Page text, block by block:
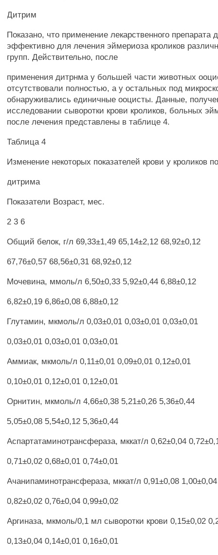
Дитрим
Показано, что применение лекарственного препарата
эффективно для лечения эймериоза кроликов
групп. Действительно, после
применения дитрнма у большей части животных
отсутствовали полностью, а у остальных под
обнаруживались единичные ооцисты. Данные,
исследовании сыворотки крови кроликов, больных
после лечения представлены в таблице 4.
Таблица 4
Изменение некоторых показателей крови у кроликов
дитрима
Показатели Возраст, мес.
2 3 6
Общий белок, г/л 69,33±1,49 65,14±2,12 68,92±0,12
67,76±0,57 68,56±0,31 68,92±0,12
Мочевина, ммоль/л 6,50±0,33 5,92±0,44 6,88±0,12
6,82±0,19 6,86±0,08 6,88±0,12
Глутамин, мкмоль/л 0,03±0,01 0,03±0,01 0,03±0,01
0,03±0,01 0,03±0,01 0,03±0,01
Аммиак, мкмоль/л 0,11±0,01 0,09±0,01 0,12±0,01
0,10±0,01 0,12±0,01 0,12±0,01
Орнитин, мкмоль/л 4,66±0,38 5,21±0,26 5,36±0,44
5,05±0,08 5,54±0,12 5,36±0,44
Аспартатаминотрансфераза, мккат/л 0,62±0,04
0,71±0,02 0,68±0,01 0,74±0,01
Ачанипаминотрансфераза, мккат/л 0,91±0,08
0,82±0,02 0,76±0,04 0,99±0,02
Аргиназа, мкмоль/0,1 мл сыворотки крови 0,15±0,02
0,13±0,04 0,14±0,01 0,16±0,01